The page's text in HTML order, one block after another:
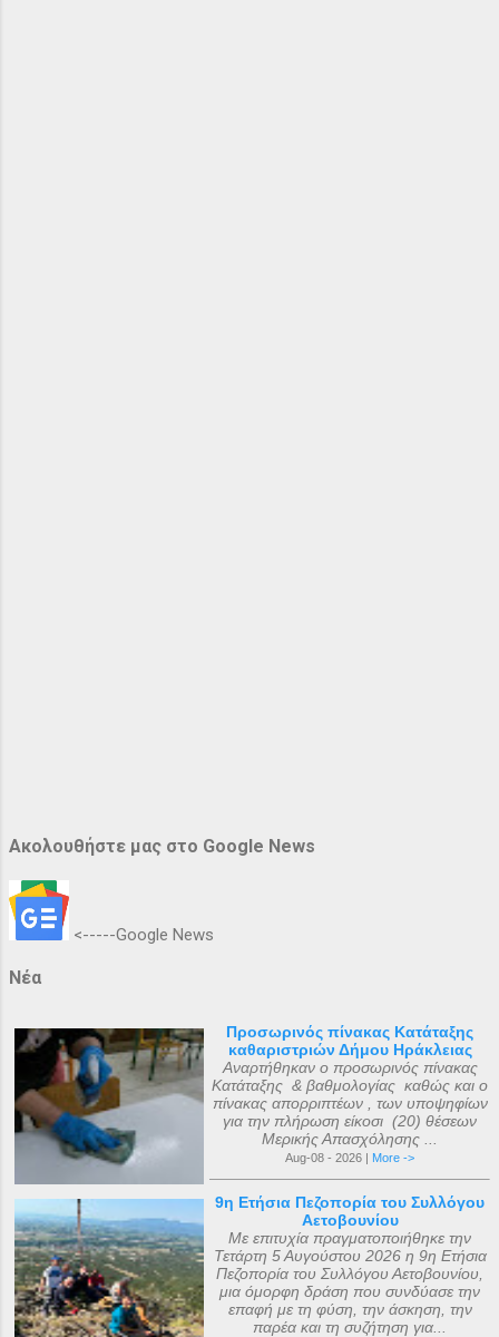
Ακολουθήστε μας στο Google News
<-----Google News
Νέα
Προσωρινός πίνακας Κατάταξης
καθαριστριών Δήμου Ηράκλειας
Αναρτήθηκαν ο προσωρινός πίνακας
Κατάταξης & βαθμολογίας καθώς και ο
πίνακας απορριπτέων , των υποψηφίων
για την πλήρωση είκοσι (20) θέσεων
Μερικής Απασχόλησης ...
Aug-08 - 2026 | More ->
9η Ετήσια Πεζοπορία του Συλλόγου
Αετοβουνίου
Με επιτυχία πραγματοποιήθηκε την
Τετάρτη 5 Αυγούστου 2026 η 9η Ετήσια
Πεζοπορία του Συλλόγου Αετοβουνίου,
μια όμορφη δράση που συνδύασε την
επαφή με τη φύση, την άσκηση, την
παρέα και τη συζήτηση για...